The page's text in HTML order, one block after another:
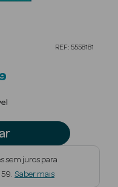
REF: 5558181
sem juros para
Saber mais